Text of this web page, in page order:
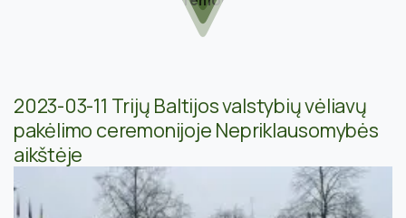
2023-03-11 Trijų Baltijos valstybių vėliavų
pakėlimo ceremonijoje Nepriklausomybės
aikštėje